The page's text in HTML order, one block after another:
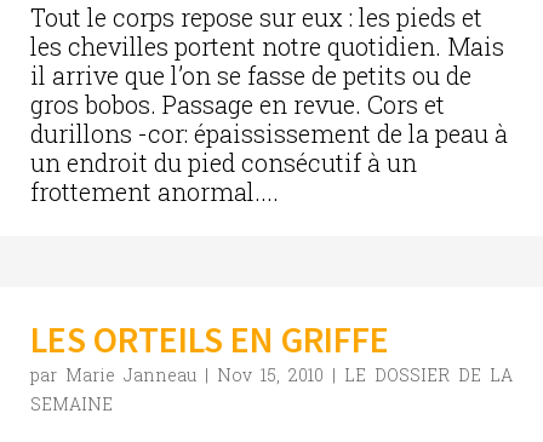
Tout le corps repose sur eux : les pieds et
les chevilles portent notre quotidien. Mais
il arrive que l’on se fasse de petits ou de
gros bobos. Passage en revue. Cors et
durillons -cor: épaississement de la peau à
un endroit du pied consécutif à un
frottement anormal....
LES ORTEILS EN GRIFFE
par Marie Janneau | Nov 15, 2010 | LE DOSSIER DE LA
SEMAINE